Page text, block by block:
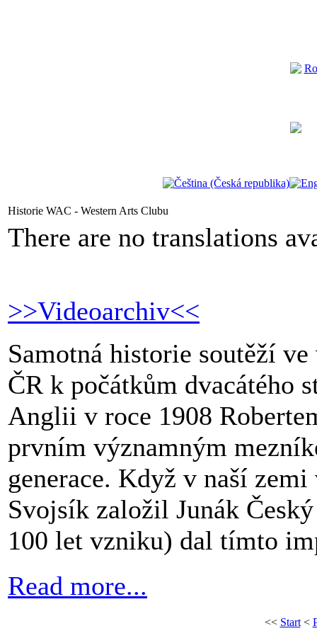
Historie WAC - Western Arts Clubu
There are no translations
>>Videoarchiv<<
Samotná historie soutěží
ČR k počátkům dvacátého
Anglii v roce 1908
prvním významným
generace. Když v naší
Svojsík založil Junák
100 let vzniku) dal tímto
Read more...
<< Start<